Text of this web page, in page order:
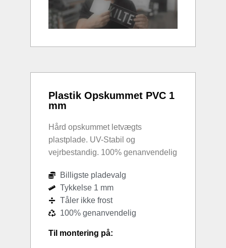
Plastik Opskummet PVC 1
mm
Hård opskummet letvægts
plastplade. UV-Stabil og
vejrbestandig. 100% genanvendelig
Billigste pladevalg
Tykkelse 1 mm
Tåler ikke frost
100% genanvendelig
Til montering på: